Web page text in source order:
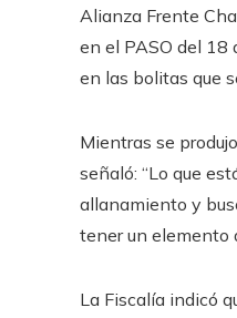
Alianza Frente
en el PASO del 18
en las bolitas que
Mientras se
señaló: “Lo que
allanamiento y
tener un elemento
La Fiscalía indicó